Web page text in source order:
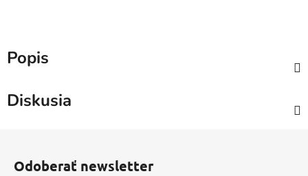
Popis
Diskusia
Odoberať newsletter